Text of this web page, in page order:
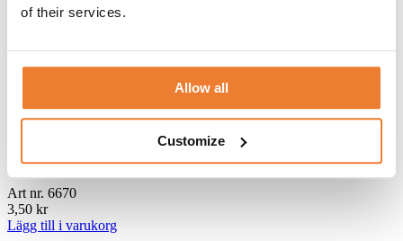
of their services.
Allow all
Customize
Fat till plateauställning 40 cm
Skaldjursbestick
Art nr. 6670
3,50 kr
Lägg till i varukorg